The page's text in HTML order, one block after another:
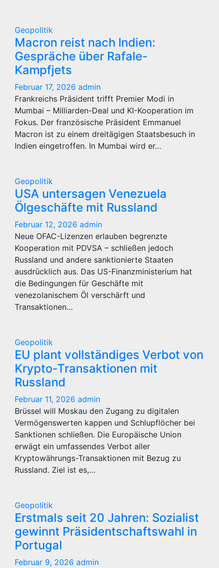
Geopolitik
Macron reist nach Indien:
Gespräche über Rafale-
Kampfjets
Februar 17, 2026 admin
Frankreichs Präsident trifft Premier Modi in
Mumbai – Milliarden-Deal und KI-Kooperation im
Fokus. Der französische Präsident Emmanuel
Macron ist zu einem dreitägigen Staatsbesuch in
Indien eingetroffen. In Mumbai wird er…
Geopolitik
USA untersagen Venezuela
Ölgeschäfte mit Russland
Februar 12, 2026 admin
Neue OFAC-Lizenzen erlauben begrenzte
Kooperation mit PDVSA – schließen jedoch
Russland und andere sanktionierte Staaten
ausdrücklich aus. Das US-Finanzministerium hat
die Bedingungen für Geschäfte mit
venezolanischem Öl verschärft und
Transaktionen…
Geopolitik
EU plant vollständiges Verbot von
Krypto-Transaktionen mit
Russland
Februar 11, 2026 admin
Brüssel will Moskau den Zugang zu digitalen
Vermögenswerten kappen und Schlupflöcher bei
Sanktionen schließen. Die Europäische Union
erwägt ein umfassendes Verbot aller
Kryptowährungs-Transaktionen mit Bezug zu
Russland. Ziel ist es,…
Geopolitik
Erstmals seit 20 Jahren: Sozialist
gewinnt Präsidentschaftswahl in
Portugal
Februar 9, 2026 admin